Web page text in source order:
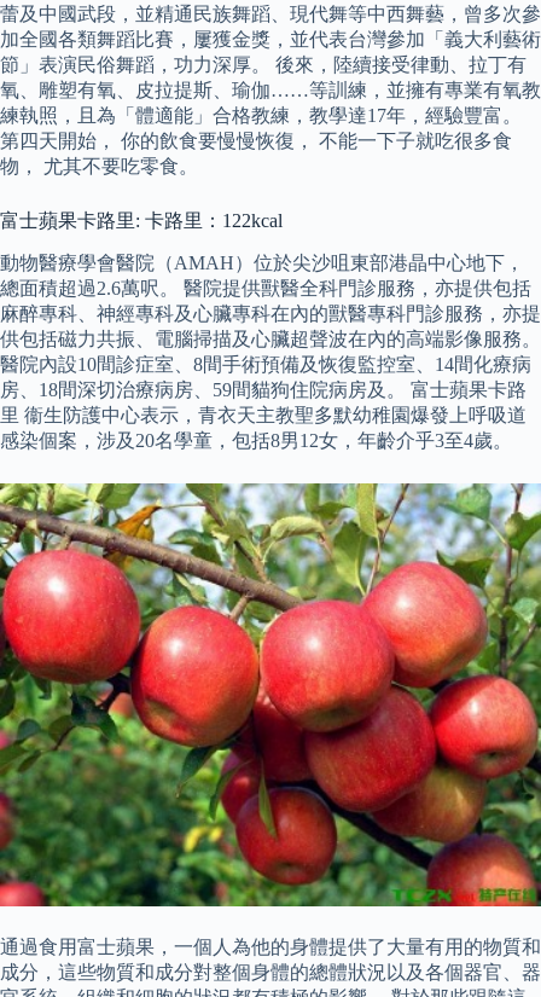
蕾及中國武段，並精通民族舞蹈、現代舞等中西舞藝，曾多次參
加全國各類舞蹈比賽，屢獲金獎，並代表台灣參加「義大利藝術
節」表演民俗舞蹈，功力深厚。 後來，陸續接受律動、拉丁有
氧、雕塑有氧、皮拉提斯、瑜伽……等訓練，並擁有專業有氧教
練執照，且為「體適能」合格教練，教學達17年，經驗豐富。
第四天開始， 你的飲食要慢慢恢復， 不能一下子就吃很多食
物， 尤其不要吃零食。
富士蘋果卡路里: 卡路里：122kcal
動物醫療學會醫院（AMAH）位於尖沙咀東部港晶中心地下，
總面積超過2.6萬呎。 醫院提供獸醫全科門診服務，亦提供包括
麻醉專科、神經專科及心臟專科在內的獸醫專科門診服務，亦提
供包括磁力共振、電腦掃描及心臟超聲波在內的高端影像服務。
醫院內設10間診症室、8間手術預備及恢復監控室、14間化療病
房、18間深切治療病房、59間貓狗住院病房及。 富士蘋果卡路
里 衞生防護中心表示，青衣天主教聖多默幼稚園爆發上呼吸道
感染個案，涉及20名學童，包括8男12女，年齡介乎3至4歲。
通過食用富士蘋果，一個人為他的身體提供了大量有用的物質和
成分，這些物質和成分對整個身體的總體狀況以及各個器官、器